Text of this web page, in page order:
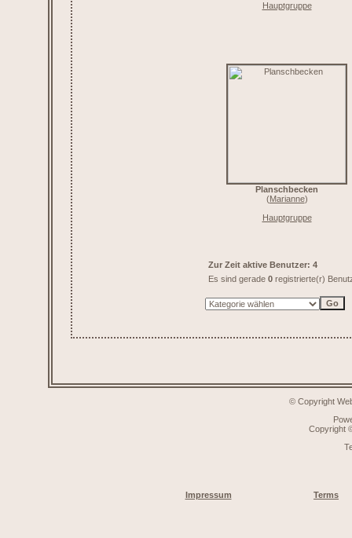
Hauptgruppe
Planschbecken
(Marianne)
Hauptgruppe
Zur Zeit aktive Benutzer: 4
Es sind gerade 0 registrierte(r)
© Copyright
Copyright
Impressum Terms